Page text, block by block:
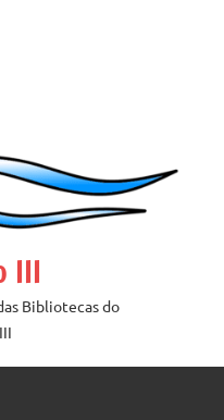
III
Bibliotecas do